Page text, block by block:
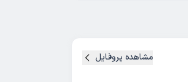
مشاهده پروفایل